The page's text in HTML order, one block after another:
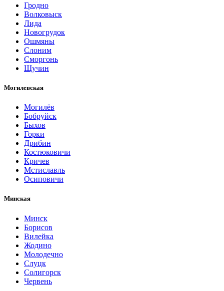
Гродно
Волковыск
Лида
Новогрудок
Ошмяны
Слоним
Сморгонь
Щучин
Могилевская
Могилёв
Бобруйск
Быхов
Горки
Дрибин
Костюковичи
Кричев
Мстиславль
Осиповичи
Минская
Минск
Борисов
Вилейка
Жодино
Молодечно
Слуцк
Солигорск
Червень